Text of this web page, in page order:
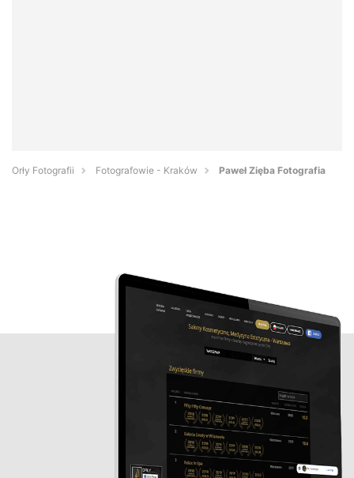
Orły Fotografii Fotografowie - Kraków Paweł Zięba Fotografia